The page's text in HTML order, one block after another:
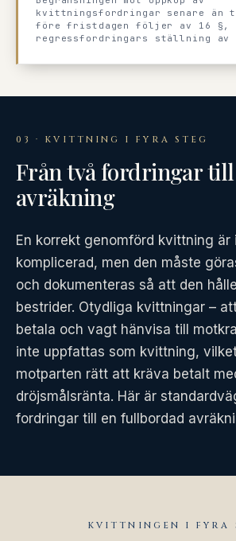
kvittningsfordringar senare än
före fristdagen följer av 16 §,
regressfordringars ställning av
03 · KVITTNING I FYRA STEG
Från två fordringar
avräkning
En korrekt genomförd kvittning är
komplicerad, men den måste
och dokumenteras så att den
bestrider. Otydliga kvittningar –
betala och vagt hänvisa till
inte uppfattas som kvittning,
motparten rätt att kräva betalt
dröjsmålsränta. Här är
fordringar till en fullbordad
KVITTNINGEN I FYRA